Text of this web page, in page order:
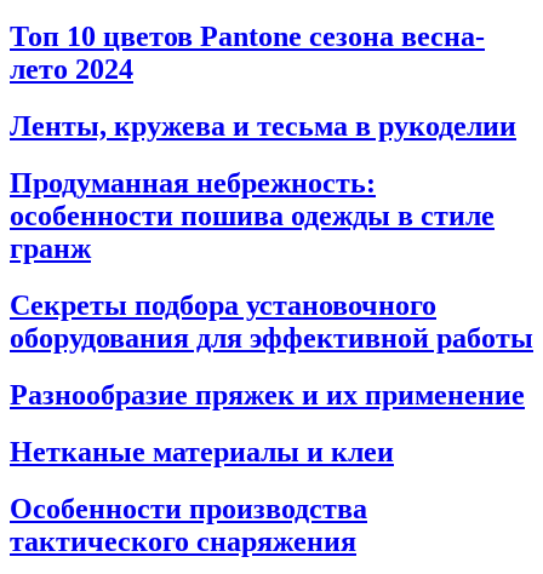
Топ 10 цветов Pantone сезона весна-
лето 2024
Ленты, кружева и тесьма в рукоделии
Продуманная небрежность:
особенности пошива одежды в стиле
гранж
Секреты подбора установочного
оборудования для эффективной работы
Разнообразие пряжек и их применение
Нетканые материалы и клеи
Особенности производства
тактического снаряжения